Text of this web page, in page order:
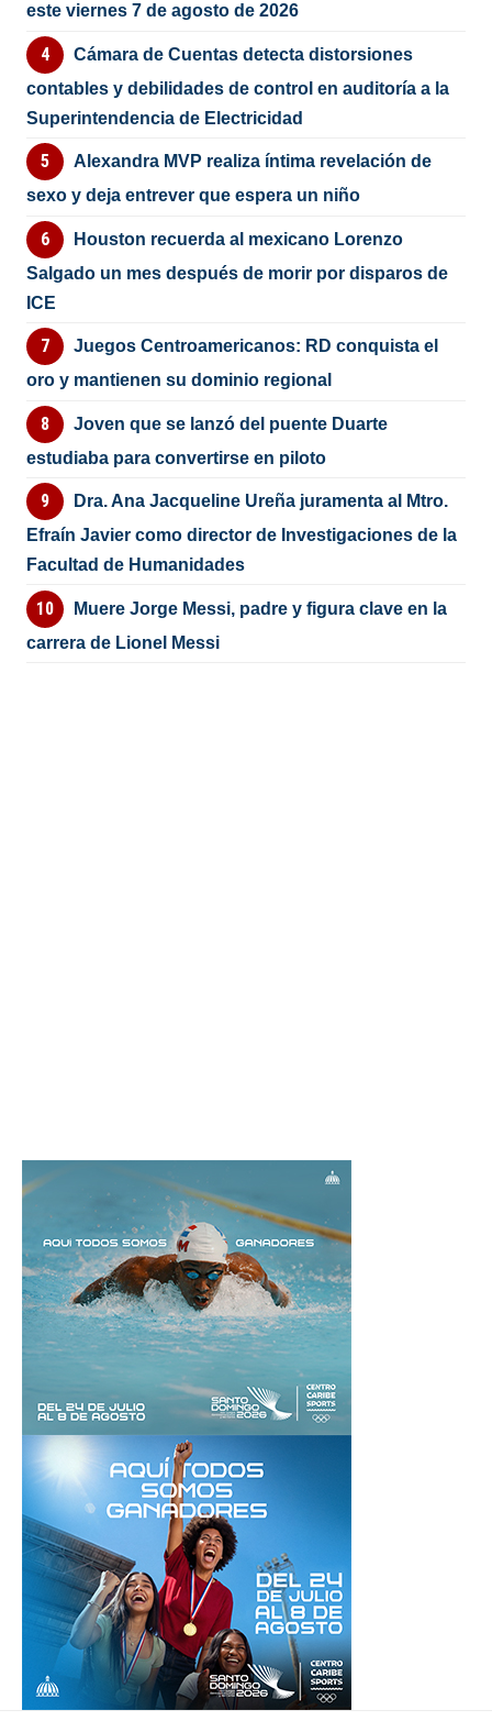
este viernes 7 de agosto de 2026
Cámara de Cuentas detecta distorsiones
contables y debilidades de control en auditoría a la
Superintendencia de Electricidad
Alexandra MVP realiza íntima revelación de
sexo y deja entrever que espera un niño
Houston recuerda al mexicano Lorenzo
Salgado un mes después de morir por disparos de
ICE
Juegos Centroamericanos: RD conquista el
oro y mantienen su dominio regional
Joven que se lanzó del puente Duarte
estudiaba para convertirse en piloto
Dra. Ana Jacqueline Ureña juramenta al Mtro.
Efraín Javier como director de Investigaciones de la
Facultad de Humanidades
Muere Jorge Messi, padre y figura clave en la
carrera de Lionel Messi